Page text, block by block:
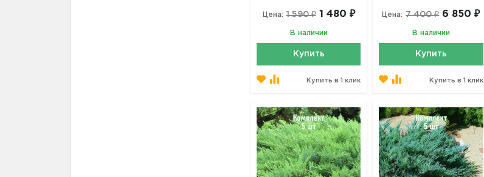
Цена: 1 590 ₽ 1 480 ₽
В наличии
Купить
Купить в 1 клик
Цена: 7 400 ₽ 6 850 ₽
В наличии
Купить
Купить в 1 клик